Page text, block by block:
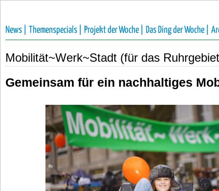
News | Themenspecials | Projekt der Woche | Das Ding der Woche |
Mobilität~Werk~Stadt (für das
Gemeinsam für ein nachhaltiges